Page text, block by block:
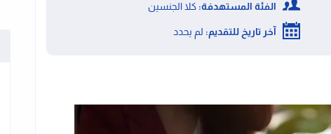
الفئة المستهدفة: كلا الجنسين
آخر تاريخ للتقديم: لم يحدد